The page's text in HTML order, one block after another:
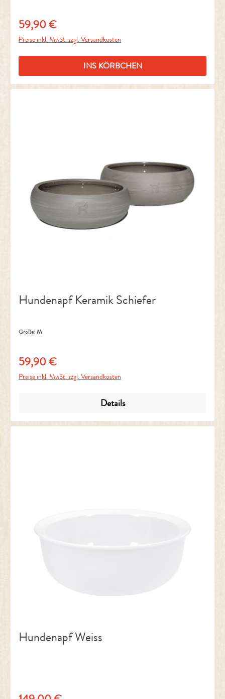
Regulärer Preis:
59,90 €
Preise inkl. MwSt. zzgl. Versandkosten
INS KÖRBCHEN
Hundenapf Keramik Schiefer
Größe: M
Regulärer Preis:
59,90 €
Preise inkl. MwSt. zzgl. Versandkosten
Details
Hundenapf Weiss